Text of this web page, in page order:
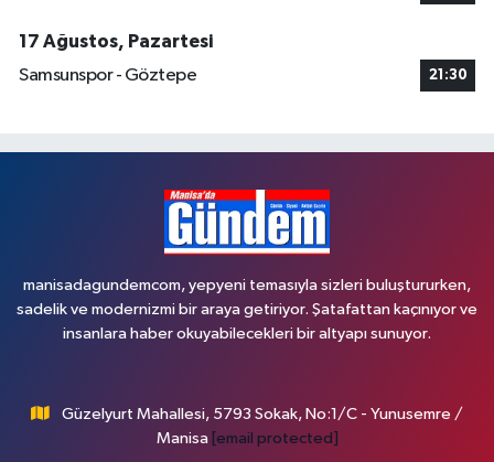
17 Ağustos, Pazartesi
Samsunspor - Göztepe
21:30
manisadagundemcom, yepyeni temasıyla sizleri buluştururken,
sadelik ve modernizmi bir araya getiriyor. Şatafattan kaçınıyor ve
insanlara haber okuyabilecekleri bir altyapı sunuyor.
Güzelyurt Mahallesi, 5793 Sokak, No:1/C - Yunusemre /
Manisa [email protected]